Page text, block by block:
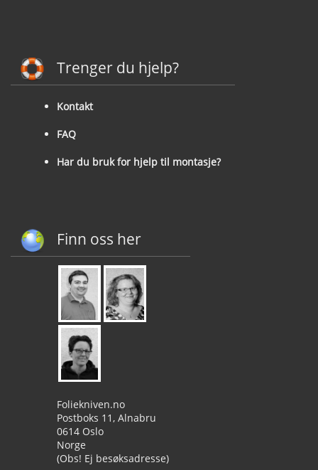
Trenger du hjelp?
Kontakt
FAQ
Har du bruk for hjelp til montasje?
Finn oss her
Foliekniven.no
Postboks 11, Alnabru
0614 Oslo
Norge
(Obs! Ej besøksadresse)